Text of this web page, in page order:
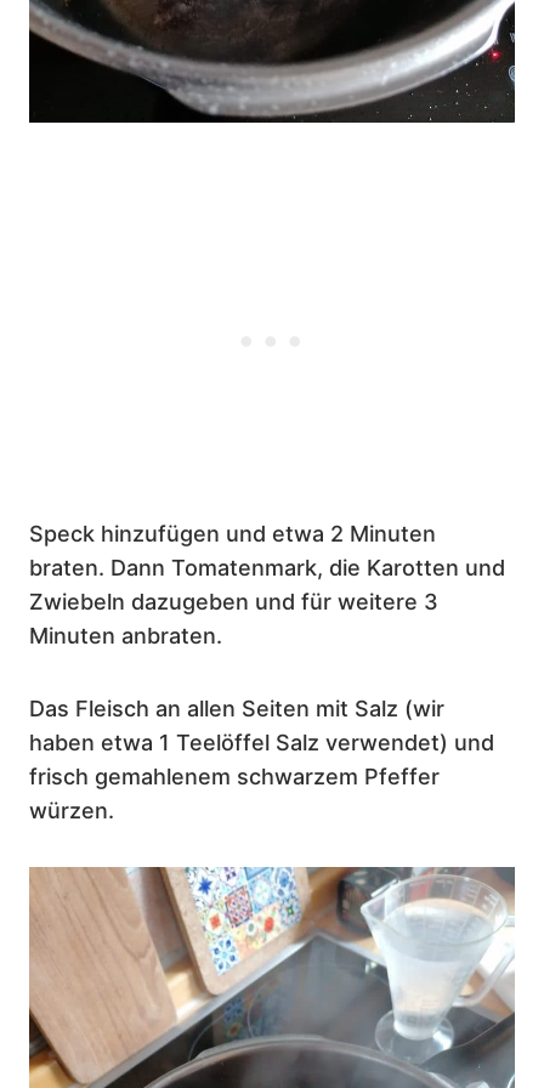
Speck hinzufügen und etwa 2 Minuten
braten. Dann Tomatenmark, die Karotten und
Zwiebeln dazugeben und für weitere 3
Minuten anbraten.
Das Fleisch an allen Seiten mit Salz (wir
haben etwa 1 Teelöffel Salz verwendet) und
frisch gemahlenem schwarzem Pfeffer
würzen.